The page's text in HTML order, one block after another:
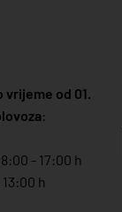
od 01.
:
- 17:00 h
h